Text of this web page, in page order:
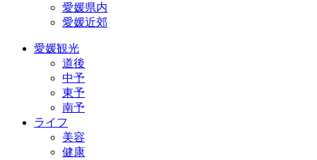
愛媛県内
愛媛近郊
愛媛観光
道後
中予
東予
南予
ライフ
美容
健康